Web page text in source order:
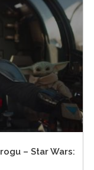
– Star Wars: